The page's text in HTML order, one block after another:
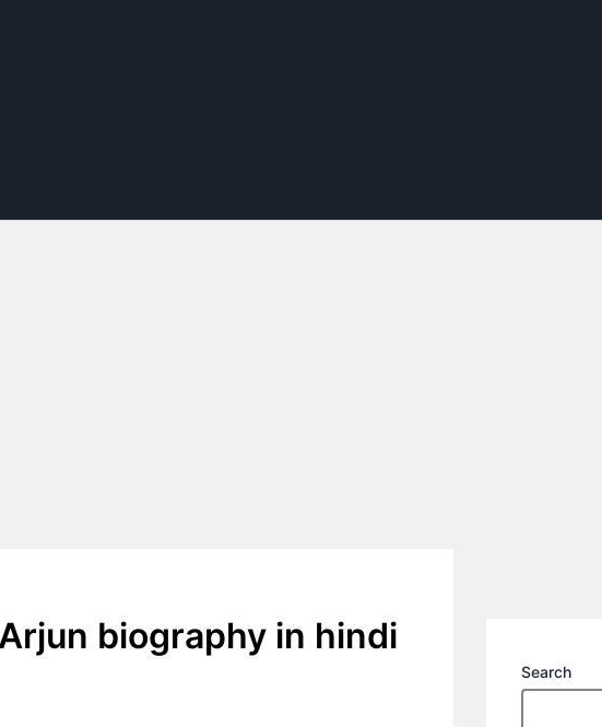
Arjun biography in hindi
Search